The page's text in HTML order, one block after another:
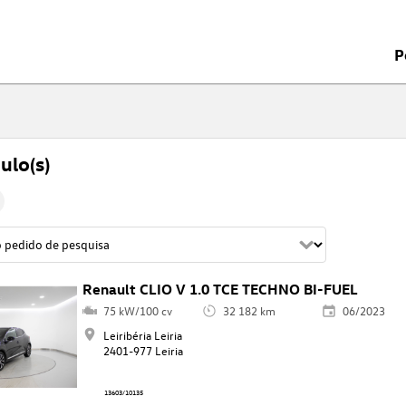
Renault CLIO V 1.0 TCE TECHNO BI-FUEL
75 kW/100 cv 32 182 km
06/2023
Leiribéria Leiria
2401-977 Leiria
13603/10135